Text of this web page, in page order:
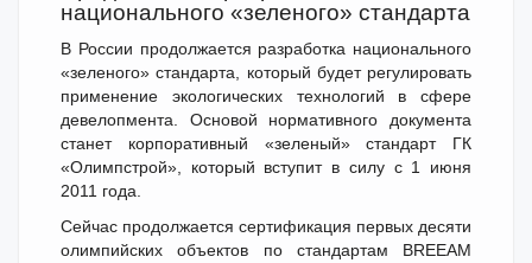
национального «зеленого» стандарта
В России продолжается разработка национального
«зеленого» стандарта, который будет регулировать
применение экологических технологий в сфере
девелопмента. Основой нормативного документа
станет корпоративный «зеленый» стандарт ГК
«Олимпстрой», который вступит в силу с 1 июня
2011 года.
Сейчас продолжается сертификация первых десяти
олимпийских объектов по стандартам BREEAM